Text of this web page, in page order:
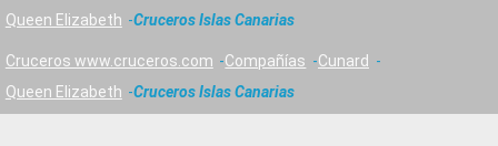
Queen Elizabeth
Cruceros Islas Canarias
Cruceros www.cruceros.com Compañías
Cunard
Queen Elizabeth
Cruceros Islas Canarias